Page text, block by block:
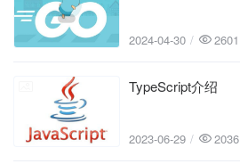
2024-04-30 2601
2023-06-29
TypeScript介绍
2023-06-29 2036